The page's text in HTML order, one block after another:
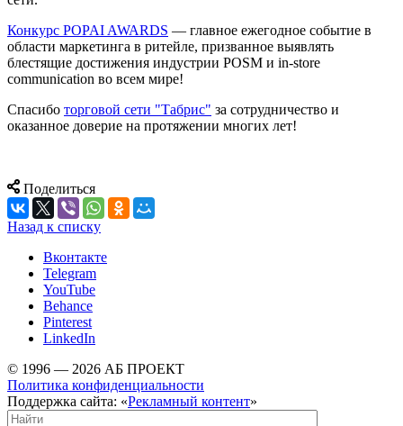
Конкурс POPAI AWARDS — главное ежегодное событие в
области маркетинга в ритейле, призванное выявлять
блестящие достижения индустрии POSM и in-store
communication во всем мире!
Спасибо торговой сети "Табрис" за сотрудничество и
оказанное доверие на протяжении многих лет!
Поделиться
Назад к списку
Вконтакте
Telegram
YouTube
Behance
Pinterest
LinkedIn
© 1996 — 2026 АБ ПРОЕКТ
Политика конфиденциальности
Поддержка сайта: «Рекламный контент»